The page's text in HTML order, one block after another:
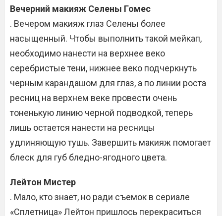
Вечерний макияж Селены Гомес
. Вечером макияж глаз Селены более
насыщенный. Чтобы выполнить такой мейкап,
необходимо нанести на верхнее веко
серебристые тени, нижнее веко подчеркнуть
черным карандашом для глаз, а по линии роста
ресниц на верхнем веке провести очень
тоненькую линию черной подводкой, теперь
лишь остается нанести на ресницы
удлиняющую тушь. Завершить макияж помогает
блеск для губ бледно-ягодного цвета.
Лейтон Мистер
. Мало, кто знает, но ради съемок в сериале
«Сплетница» Лейтон пришлось перекраситься